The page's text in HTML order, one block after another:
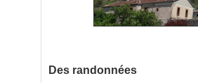
Des randonnées